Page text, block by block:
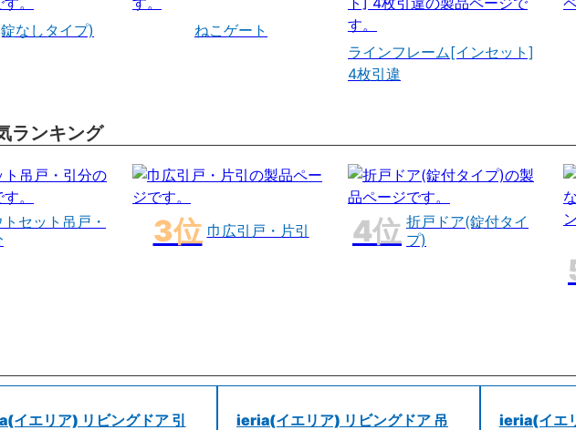
なしタイプ)
ねこゲート
ラインフレーム[インセット]
4枚引違
ランキング
セット吊戸・
巾広引戸・片引
折戸ドア(錠付タイ
プ)
イエリア) リビングドア 引
ieria(イエリア) リビングドア 吊
ieria(イエ